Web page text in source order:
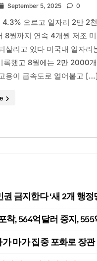
September 5, 2025 0
4.3% 오르고 일자리 2만 2
8월까지 연속 4개월 저조
살리고 있다 미국내 일자
록했고 8월에는 2만 2000
용이 급속도로 얼어붙고 […]
금지한다 ‘새 2개 행정
착, 564억달러 중지, 555
마가 집중 포화로 장관